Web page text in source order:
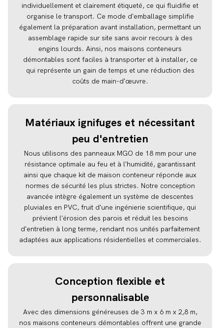
individuellement et clairement étiqueté, ce qui fluidifie et
organise le transport. Ce mode d'emballage simplifie
également la préparation avant installation, permettant un
assemblage rapide sur site sans avoir recours à des
engins lourds. Ainsi, nos maisons conteneurs
démontables sont faciles à transporter et à installer, ce
qui représente un gain de temps et une réduction des
coûts de main-d'œuvre.
Matériaux ignifuges et nécessitant
peu d'entretien
Nous utilisons des panneaux MGO de 18 mm pour une
résistance optimale au feu et à l'humidité, garantissant
ainsi que chaque kit de maison conteneur réponde aux
normes de sécurité les plus strictes. Notre conception
avancée intègre également un système de descentes
pluviales en PVC, fruit d'une ingénierie scientifique, qui
prévient l'érosion des parois et réduit les besoins
d'entretien à long terme, rendant nos unités parfaitement
adaptées aux applications résidentielles et commerciales.
Conception flexible et
personnalisable
Avec des dimensions généreuses de 3 m x 6 m x 2,8 m,
nos maisons conteneurs démontables offrent une grande